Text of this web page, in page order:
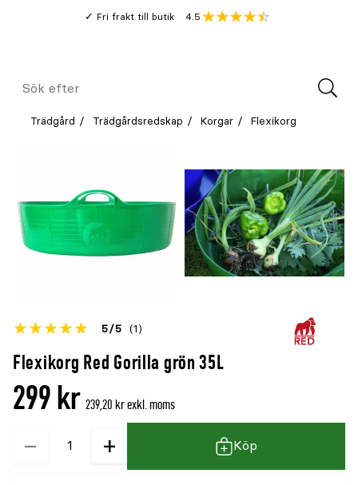
Fri frakt till butik
Genomsnitt
4.5
Meny
Sök
Trädgård Trädgårdsredskap Korgar Flexikorg
Flexikorg Red Gorilla grön 35L
Betyget
denna
{0}
5 5 (1)
Öppna
recensioner
299 kr 239,20 kr exkl. moms
−
Kvantitet + Köp